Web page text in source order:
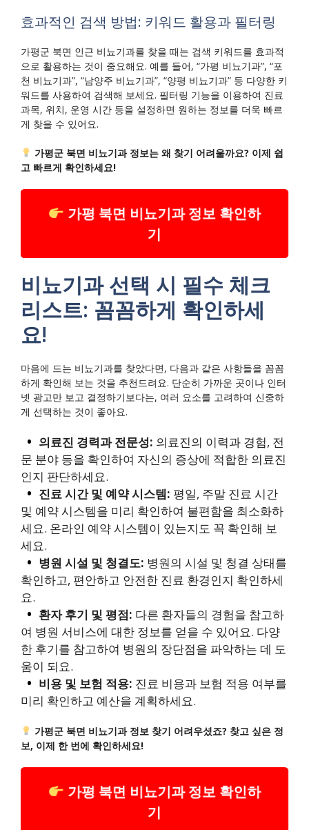
효과적인 검색 방법: 키워드 활용과 필터링
가평군 북면 인근 비뇨기과를 찾을 때는 검색 키워드를 효과적
으로 활용하는 것이 중요해요. 예를 들어, “가평 비뇨기과”, “포
천 비뇨기과”, “남양주 비뇨기과”, “양평 비뇨기과” 등 다양한 키
워드를 사용하여 검색해 보세요. 필터링 기능을 이용하여 진료
과목, 위치, 운영 시간 등을 설정하면 원하는 정보를 더욱 빠르
게 찾을 수 있어요.
가평군 북면 비뇨기과 정보는 왜 찾기 어려울까요? 이제 쉽
고 빠르게 확인하세요!
가평 북면 비뇨기과 정보 확인하
기
비뇨기과 선택 시 필수 체크
리스트: 꼼꼼하게 확인하세
요!
마음에 드는 비뇨기과를 찾았다면, 다음과 같은 사항들을 꼼꼼
하게 확인해 보는 것을 추천드려요. 단순히 가까운 곳이나 인터
넷 광고만 보고 결정하기보다는, 여러 요소를 고려하여 신중하
게 선택하는 것이 좋아요.
의료진 경력과 전문성: 의료진의 이력과 경험, 전
문 분야 등을 확인하여 자신의 증상에 적합한 의료진
인지 판단하세요.
진료 시간 및 예약 시스템: 평일, 주말 진료 시간
및 예약 시스템을 미리 확인하여 불편함을 최소화하
세요. 온라인 예약 시스템이 있는지도 꼭 확인해 보
세요.
병원 시설 및 청결도: 병원의 시설 및 청결 상태를
확인하고, 편안하고 안전한 진료 환경인지 확인하세
요.
환자 후기 및 평점: 다른 환자들의 경험을 참고하
여 병원 서비스에 대한 정보를 얻을 수 있어요. 다양
한 후기를 참고하여 병원의 장단점을 파악하는 데 도
움이 되요.
비용 및 보험 적용: 진료 비용과 보험 적용 여부를
미리 확인하고 예산을 계획하세요.
가평군 북면 비뇨기과 정보 찾기 어려우셨죠? 찾고 싶은 정
보, 이제 한 번에 확인하세요!
가평 북면 비뇨기과 정보 확인하
기